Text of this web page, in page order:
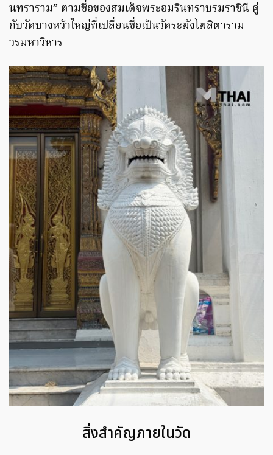
นทราราม” ตามชื่อของสมเด็จพระอมรินทราบรมราชินี คู่
กับวัดบางหว้าใหญ่ที่เปลี่ยนชื่อเป็นวัดระฆังโฆสิตาราม
วรมหาวิหาร
สิ่งสำคัญภายในวัด